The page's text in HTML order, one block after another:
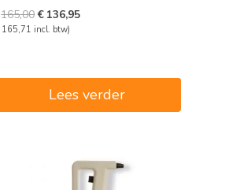
165,00Oorspronkelijke
prijs
€ 136,95Huidige
165,71 incl. btw)
Lees verder